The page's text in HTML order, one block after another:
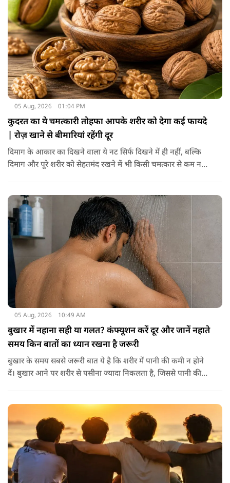
05 Aug, 2026 01:04 PM
कुदरत का ये चमत्कारी तोहफा आपके शरीर को देगा कई फायदे
| रोज़ खाने से बीमारियां रहेंगी दूर
दिमाग के आकार का दिखने वाला ये नट सिर्फ दिखने में ही नहीं, बल्कि
दिमाग और पूरे शरीर को सेहतमंद रखने में भी किसी चमत्कार से कम नहीं
मिनरल्स जो सेहत के लिए वरदान साबित होते हैं। आइए विस्तार से जानते
हैं कि अखरोट खाना सेहत के लिए क्यों है ज़रूरी।
05 Aug, 2026 10:49 AM
बुखार में नहाना सही या गलत? कंफ्यूशन करें दूर और जानें नहाते
समय किन बातों का ध्यान रखना है जरूरी
बुखार के समय सबसे जरूरी बात ये है कि शरीर में पानी की कमी न होने
दें। बुखार आने पर शरीर से पसीना ज्यादा निकलता है, जिससे पानी की
होते हैं। खाने में हल्का और आसानी से पचने वाला भोजन जैसे खिचड़ी
और दलिया आदि लेना अच्छा माना जाता है।